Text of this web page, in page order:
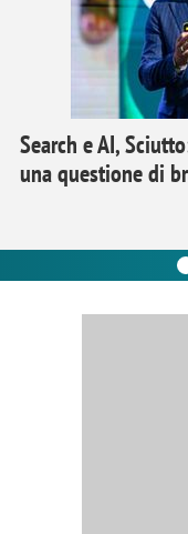
Search e AI,
una questione di